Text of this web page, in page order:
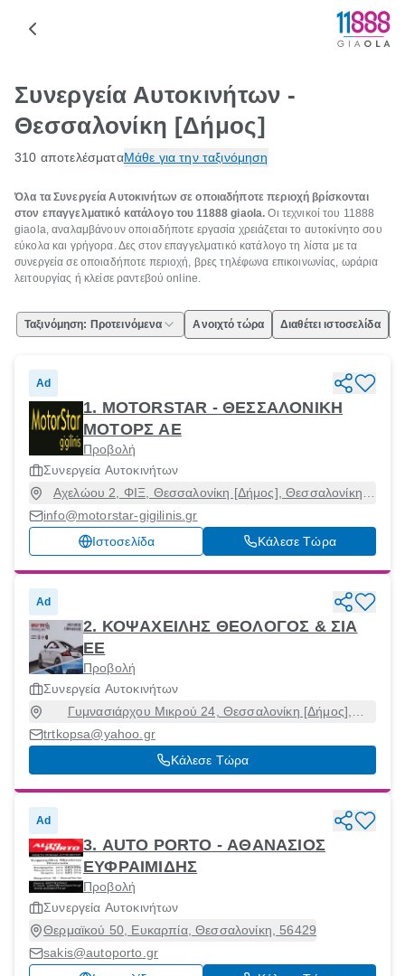
Συνεργεία Αυτοκινήτων -
Θεσσαλονίκη [Δήμος]
310 αποτελέσματαΜάθε για την ταξινόμηση
Όλα τα Συνεργεία Αυτοκινήτων σε οποιαδήποτε περιοχή βρίσκονται
στον επαγγελματικό κατάλογο του 11888 giaola. Οι τεχνικοί του 11888
giaola, αναλαμβάνουν οποιαδήποτε εργασία χρειάζεται το αυτοκίνητο σου
εύκολα και γρήγορα. Δες στον επαγγελματικό κατάλογο τη λίστα με τα
συνεργεία σε οποιαδήποτε περιοχή, βρες τηλέφωνα επικοινωνίας, ωράρια
λειτουργίας ή κλείσε ραντεβού online.
Ταξινόμηση: Προτεινόμενα Ανοιχτό τώρα Διαθέτει ιστοσελίδα
Ad
1. MOTORSTAR - ΘΕΣΣΑΛΟΝΙΚΗ
ΜΟΤΟΡΣ ΑΕ
Προβολή
Συνεργεία Αυτοκινήτων
Αχελώου 2, ΦΙΞ, Θεσσαλονίκη [Δήμος], Θεσσαλονίκη,
54628
info@motorstar-gigilinis.gr
Ιστοσελίδα
Κάλεσε Τώρα
Ad
2. ΚΟΨΑΧΕΙΛΗΣ ΘΕΟΛΟΓΟΣ & ΣΙΑ
ΕΕ
Προβολή
Συνεργεία Αυτοκινήτων
Γυμνασιάρχου Μικρού 24, Θεσσαλονίκη [Δήμος],
Θεσσαλονίκη, 54250
trtkopsa@yahoo.gr
Κάλεσε Τώρα
Ad
3. AUTO PORTO - ΑΘΑΝΑΣΙΟΣ
ΕΥΦΡΑΙΜΙΔΗΣ
Προβολή
Συνεργεία Αυτοκινήτων
Θερμαϊκού 50, Ευκαρπία, Θεσσαλονίκη, 56429
sakis@autoporto.gr